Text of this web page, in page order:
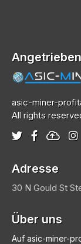
asic-miner-
All rights
Adresse
30 N Gould St
Über uns
Auf asic-miner-